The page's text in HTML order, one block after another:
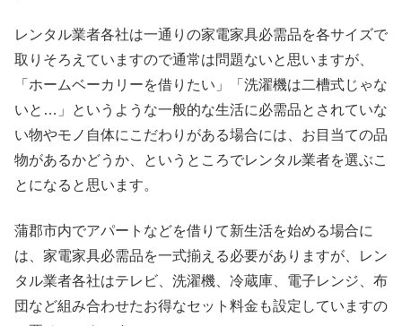
レンタル業者各社は一通りの家電家具必需品を各サイズで
取りそろえていますので通常は問題ないと思いますが、
「ホームベーカリーを借りたい」「洗濯機は二槽式じゃな
いと…」というような一般的な生活に必需品とされていな
い物やモノ自体にこだわりがある場合には、お目当ての品
物があるかどうか、というところでレンタル業者を選ぶこ
とになると思います。
蒲郡市内でアパートなどを借りて新生活を始める場合に
は、家電家具必需品を一式揃える必要がありますが、レン
タル業者各社はテレビ、洗濯機、冷蔵庫、電子レンジ、布
団など組み合わせたお得なセット料金も設定していますの